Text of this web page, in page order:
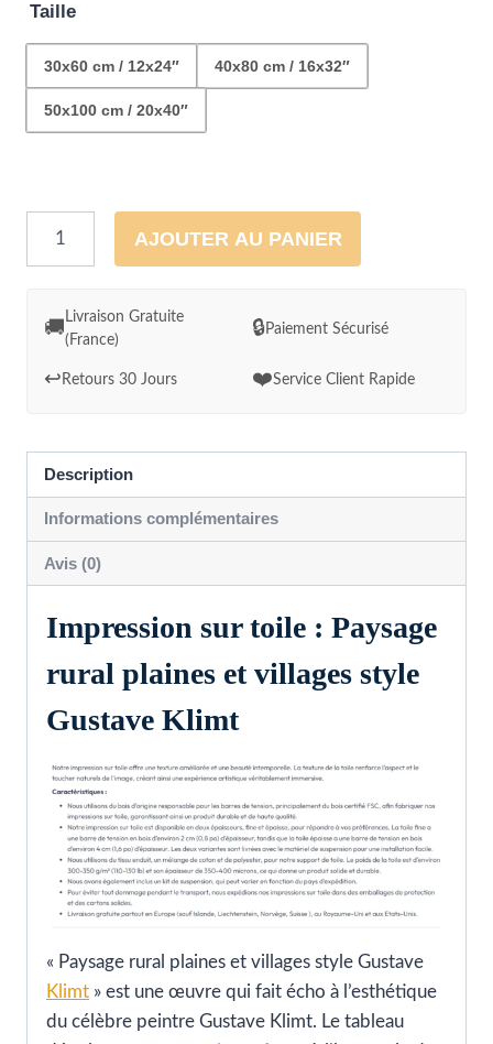
Taille
30x60 cm / 12x24″ 40x80 cm / 16x32″
50x100 cm / 20x40″
quantité
rural
plaines
Gustave
Klimt
AJOUTER AU PANIER
🚚
Livraison Gratuite
(France)
🔒Paiement Sécurisé
↩️ Retours 30 Jours ❤️Service Client Rapide
Description
Informations complémentaires
Avis (0)
Impression sur toile : Paysage
rural plaines et villages style
Gustave Klimt
« Paysage rural plaines et villages style Gustave
Klimt » est une œuvre qui fait écho à l’esthétique
du célèbre peintre Gustave Klimt. Le tableau